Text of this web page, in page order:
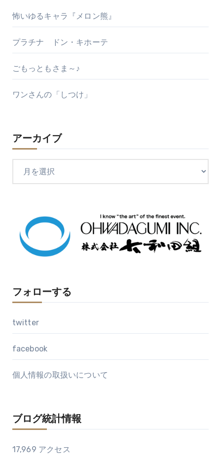
怖いゆるキャラ『メロン熊』
プラチナ ドン・キホーテ
ごもっともさま～♪
ワンさんの「しつけ」
アーカイブ
フォローする
twitter
facebook
個人情報の取扱いについて
ブログ統計情報
17,969 アクセス